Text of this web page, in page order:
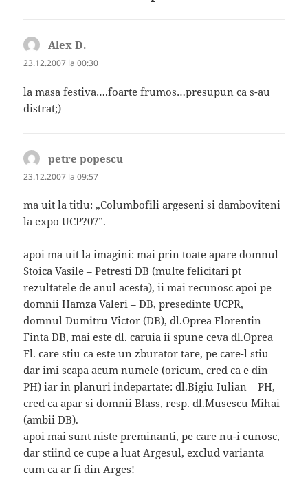
Alex D.
23.12.2007 la 00:30
la masa festiva….foarte frumos…presupun ca s-au
distrat;)
petre popescu
23.12.2007 la 09:57
ma uit la titlu: „Columbofili argeseni si damboviteni
la expo UCP?07”.
apoi ma uit la imagini: mai prin toate apare domnul
Stoica Vasile – Petresti DB (multe felicitari pt
rezultatele de anul acesta), ii mai recunosc apoi pe
domnii Hamza Valeri – DB, presedinte UCPR,
domnul Dumitru Victor (DB), dl.Oprea Florentin –
Finta DB, mai este dl. caruia ii spune ceva dl.Oprea
Fl. care stiu ca este un zburator tare, pe care-l stiu
dar imi scapa acum numele (oricum, cred ca e din
PH) iar in planuri indepartate: dl.Bigiu Iulian – PH,
cred ca apar si domnii Blass, resp. dl.Musescu Mihai
(ambii DB).
apoi mai sunt niste preminanti, pe care nu-i cunosc,
dar stiind ce cupe a luat Argesul, exclud varianta
cum ca ar fi din Arges!